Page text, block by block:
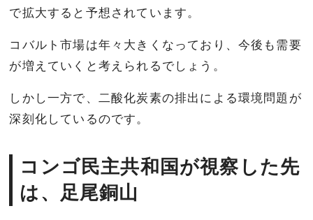
で拡大すると予想されています。
コバルト市場は年々大きくなっており、今後も需要
が増えていくと考えられるでしょう。
しかし一方で、二酸化炭素の排出による環境問題が
深刻化しているのです。
コンゴ民主共和国が視察した先
は、足尾銅山